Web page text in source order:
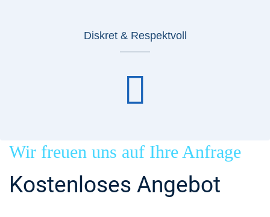
Diskret & Respektvoll
Wir freuen uns auf Ihre Anfrage
Kostenloses Angebot